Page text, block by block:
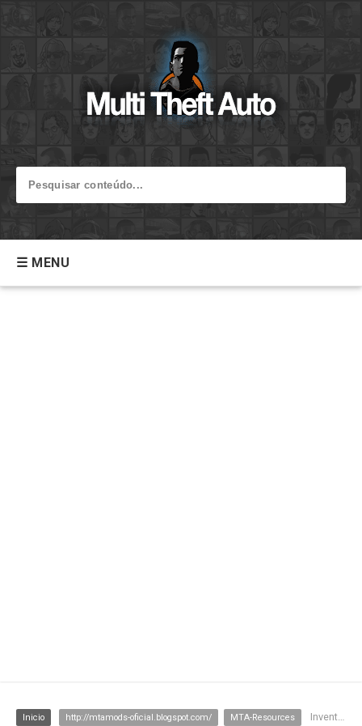
☰ MENU
Inicio http://mtamods-oficial.blogspot.com/ MTA-Resources InventarioDrogas+LojaDrogas